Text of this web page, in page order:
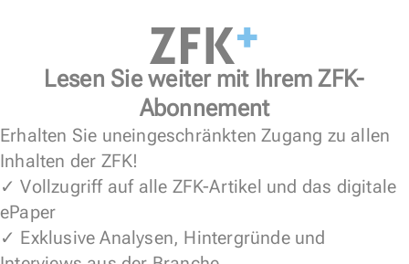
Lesen Sie weiter mit Ihrem ZFK-
Abonnement
Erhalten Sie uneingeschränkten Zugang zu allen
Inhalten der ZFK!
✓ Vollzugriff auf alle ZFK-Artikel und das digitale
ePaper
✓ Exklusive Analysen, Hintergründe und